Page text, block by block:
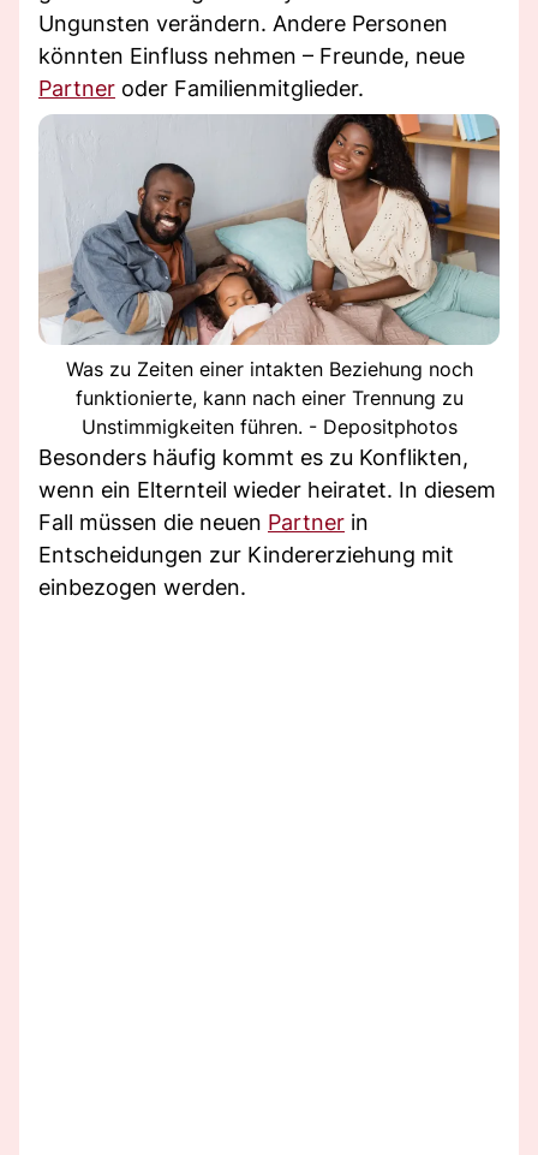
Ungunsten verändern. Andere Personen
könnten Einfluss nehmen – Freunde, neue
Partner oder Familienmitglieder.
Was zu Zeiten einer intakten Beziehung noch
funktionierte, kann nach einer Trennung zu
Unstimmigkeiten führen. - Depositphotos
Besonders häufig kommt es zu Konflikten,
wenn ein Elternteil wieder heiratet. In diesem
Fall müssen die neuen Partner in
Entscheidungen zur Kindererziehung mit
einbezogen werden.